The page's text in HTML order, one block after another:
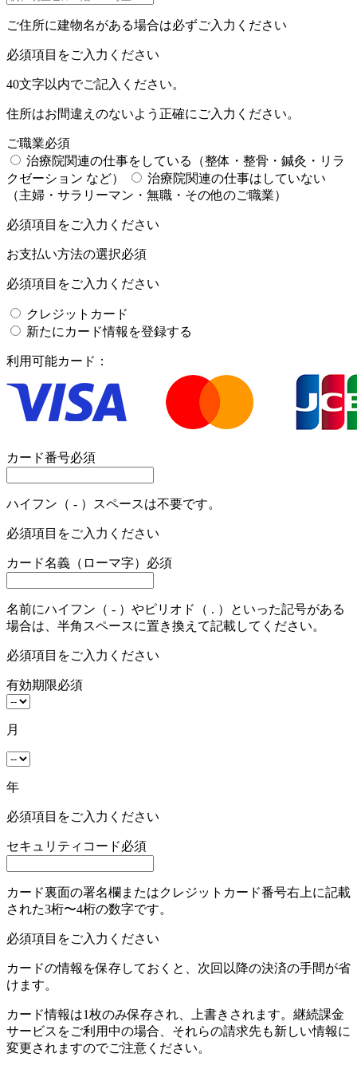
ご住所に建物名がある場合は必ずご入力ください
必須項目をご入力ください
40文字以内でご記入ください。
住所はお間違えのないよう正確にご入力ください。
ご職業必須
治療院関連の仕事をしている
（整体・整骨・鍼灸・リラ
クゼーション など）
治療院関連の仕事はしていない
（主婦・サラリーマン・無職・その他のご職業）
必須項目をご入力ください
お支払い方法の選択必須
必須項目をご入力ください
クレジットカード
新たにカード情報を登録する
利用可能カード：
カード番号必須
ハイフン（ - ）スペースは不要です。
必須項目をご入力ください
カード名義（ローマ字） 必須
名前にハイフン（ - ）やピリオド（ . ）といった記号がある
場合は、半角スペースに置き換えて記載してください。
必須項目をご入力ください
有効期限必須
月
年
必須項目をご入力ください
セキュリティコード必須
カード裏面の署名欄またはクレジットカード番号右上に記載
された3桁〜4桁の数字です。
必須項目をご入力ください
カードの情報を保存しておくと、次回以降の決済の手間が省
けます。
カード情報は1枚のみ保存され、上書きされます。継続課金
サービスをご利用中の場合、それらの請求先も新しい情報に
変更されますのでご注意ください。